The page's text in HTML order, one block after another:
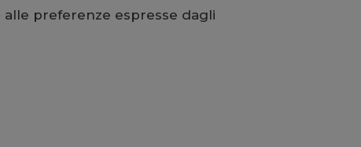
preferenze espresse dagli